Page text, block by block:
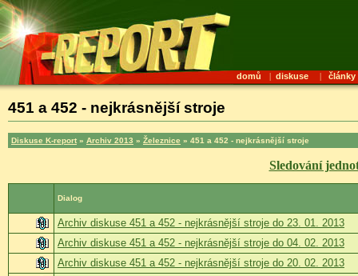
domů | diskuse | články
451 a 452 - nejkrásnější stroje
Diskuse K-report » Archiv 2013 » Železnice » 451 a 452 - nejkrásnější stroje
Sledování
Dialog
Archiv diskuse 451 a 452 - nejkrásnější stroje do 23. 01. 2013
Archiv diskuse 451 a 452 - nejkrásnější stroje do 04. 02. 2013
Archiv diskuse 451 a 452 - nejkrásnější stroje do 20. 02. 2013